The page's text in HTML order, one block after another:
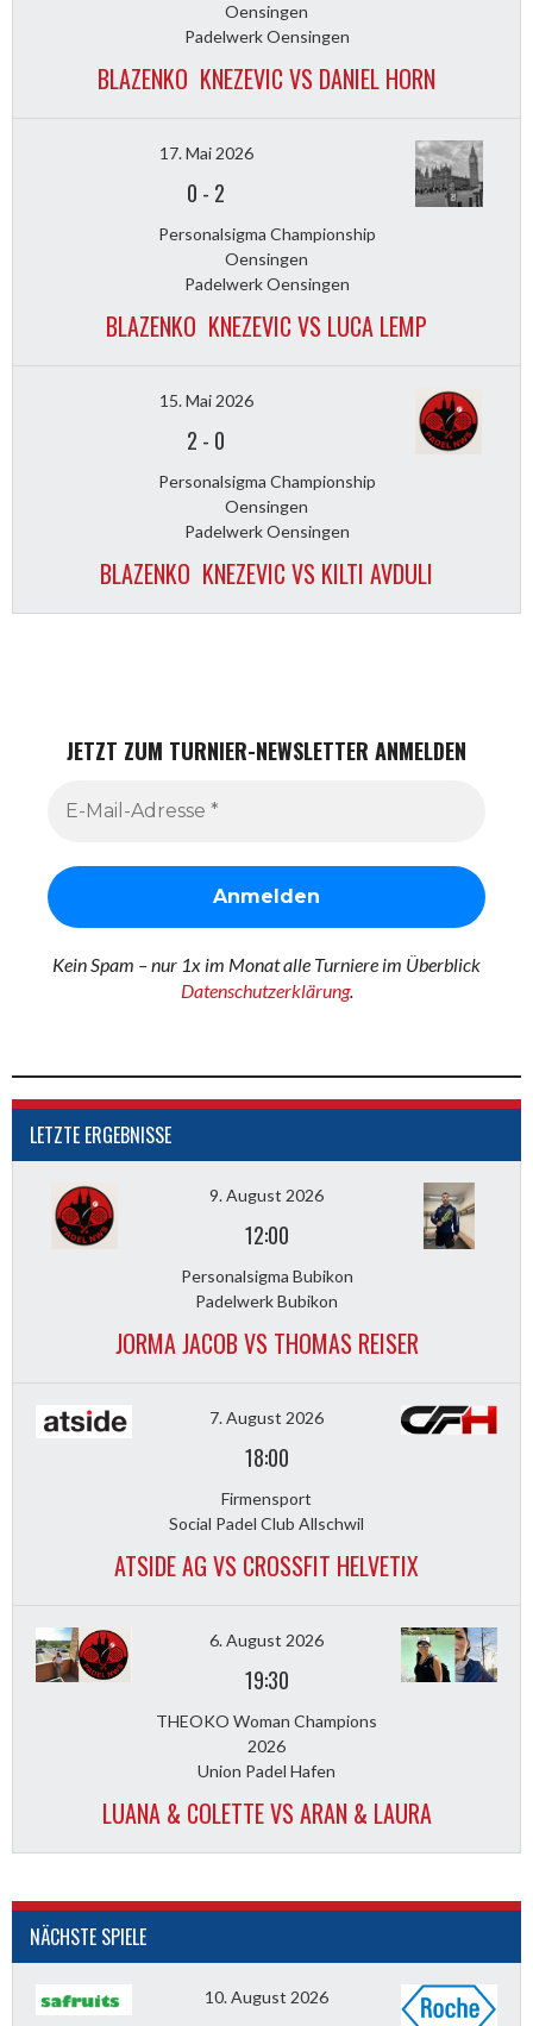
Oensingen
Padelwerk Oensingen
BLAZENKO KNEZEVIC VS DANIEL HORN
17. Mai 2026
0 - 2
Personalsigma Championship
Oensingen
Padelwerk Oensingen
BLAZENKO KNEZEVIC VS LUCA LEMP
15. Mai 2026
2 - 0
Personalsigma Championship
Oensingen
Padelwerk Oensingen
BLAZENKO KNEZEVIC VS KILTI AVDULI
JETZT ZUM TURNIER-NEWSLETTER ANMELDEN
Kein Spam – nur 1x im Monat alle Turniere im Überblick
Datenschutzerklärung.
LETZTE ERGEBNISSE
9. August 2026
12:00
Personalsigma Bubikon
Padelwerk Bubikon
JORMA JACOB VS THOMAS REISER
7. August 2026
18:00
Firmensport
Social Padel Club Allschwil
ATSIDE AG VS CROSSFIT HELVETIX
6. August 2026
19:30
THEOKO Woman Champions
2026
Union Padel Hafen
LUANA & COLETTE VS ARAN & LAURA
NÄCHSTE SPIELE
10. August 2026